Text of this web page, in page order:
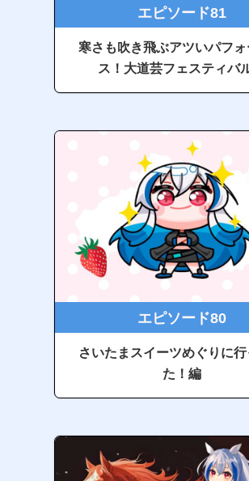
エピソード81
寒さも吹き飛ぶアツいパフ
ス！大道芸フェスティバ
エピソード80
さいたまスイーツめぐりに行
た！編